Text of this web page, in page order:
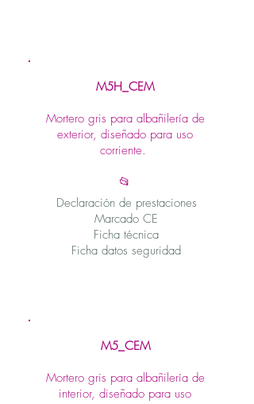
M5H_CEM
Mortero gris para albañilería de
exterior, diseñado para uso
corriente.
📂
Declaración de prestaciones
Marcado CE
Ficha técnica
Ficha datos seguridad
M5_CEM
Mortero gris para albañilería de
interior, diseñado para uso